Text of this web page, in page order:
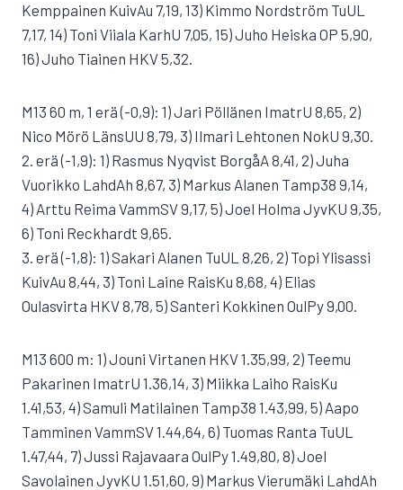
Kemppainen KuivAu 7,19, 13) Kimmo Nordström TuUL
7,17, 14) Toni Viiala KarhU 7,05, 15) Juho Heiska OP 5,90,
16) Juho Tiainen HKV 5,32.
M13 60 m, 1 erä (-0,9): 1) Jari Pöllänen ImatrU 8,65, 2)
Nico Mörö LänsUU 8,79, 3) Ilmari Lehtonen NokU 9,30.
2. erä (-1,9): 1) Rasmus Nyqvist BorgåA 8,41, 2) Juha
Vuorikko LahdAh 8,67, 3) Markus Alanen Tamp38 9,14,
4) Arttu Reima VammSV 9,17, 5) Joel Holma JyvKU 9,35,
6) Toni Reckhardt 9,65.
3. erä (-1,8): 1) Sakari Alanen TuUL 8,26, 2) Topi Ylisassi
KuivAu 8,44, 3) Toni Laine RaisKu 8,68, 4) Elias
Oulasvirta HKV 8,78, 5) Santeri Kokkinen OulPy 9,00.
M13 600 m: 1) Jouni Virtanen HKV 1.35,99, 2) Teemu
Pakarinen ImatrU 1.36,14, 3) Miikka Laiho RaisKu
1.41,53, 4) Samuli Matilainen Tamp38 1.43,99, 5) Aapo
Tamminen VammSV 1.44,64, 6) Tuomas Ranta TuUL
1.47,44, 7) Jussi Rajavaara OulPy 1.49,80, 8) Joel
Savolainen JyvKU 1.51,60, 9) Markus Vierumäki LahdAh